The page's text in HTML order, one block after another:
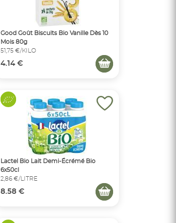
Good Goût Biscuits Bio Vanille Dès 10
Mois 80g
51,75 €/KILO
4.14 €
Lactel Bio Lait Demi-Écrémé Bio
6x50cl
2,86 €/LITRE
8.58 €